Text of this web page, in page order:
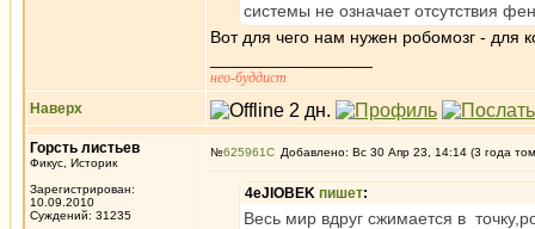
системы не означает отсутствия
Вот для чего нам нужен робомозг - для
нео-буддист
Наверх
Горсть листьев
Фикус, Историк
Зарегистрирован:
10.09.2010
Суждений: 31235
№625961 Добавлено: Вс 30 Апр 23, 14:14 (3 года
4eJIOBEK пишет:
Весь мир вдруг сжимается в